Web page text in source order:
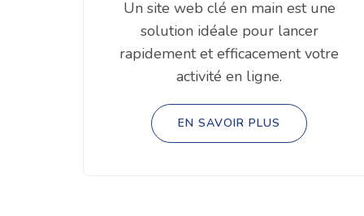
Un site web clé en main est une
solution idéale pour lancer
rapidement et efficacement votre
activité en ligne.
EN SAVOIR PLUS